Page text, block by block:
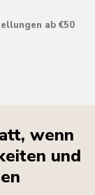
ab €50
wenn
und